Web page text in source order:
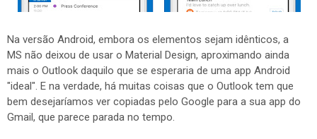
Na versão Android, embora os elementos sejam idênticos, a
MS não deixou de usar o Material Design, aproximando ainda
mais o Outlook daquilo que se esperaria de uma app Android
"ideal". E na verdade, há muitas coisas que o Outlook tem que
bem desejaríamos ver copiadas pelo Google para a sua app do
Gmail, que parece parada no tempo.